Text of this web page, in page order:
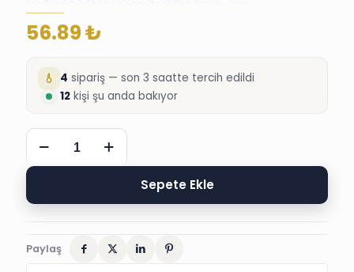
56.89₺
4 sipariş — son 3 saatte tercih edildi
12 kişi şu anda bakıyor
SÜNNET
DAVETİYESİ,
4953
SÜNNET
Sepete Ekle
Paylaş